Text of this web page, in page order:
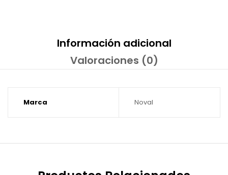
Información adicional
Valoraciones (0)
Marca Noval